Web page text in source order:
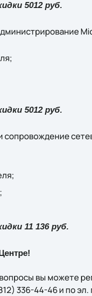
5012 руб.
5012 руб.
сопровождение
11 136 руб.
вопросы вы можете
336-44-46 и по эл.